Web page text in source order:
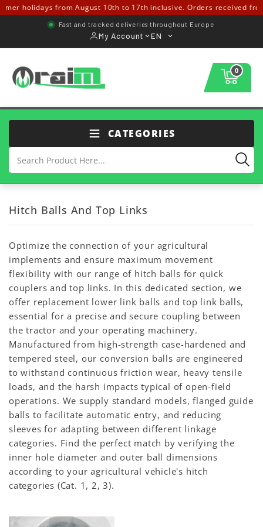
holidays from August 10th to 17th inclusive. Orders received
Fast and tracked deliveries throughout Europe
My Account EN
0
CATEGORIES
Hitch Balls And Top Links
Optimize the connection of your agricultural
implements and ensure maximum movement
flexibility with our range of hitch balls for quick
couplers and top links. In this dedicated section, we
offer replacement lower link balls and top link balls,
essential for a precise and secure coupling between
the tractor and your operating machinery.
Manufactured from high-strength case-hardened and
tempered steel, our conversion balls are engineered
to withstand continuous friction wear, heavy tensile
loads, and the harsh impacts typical of open-field
operations. We supply standard models, flanged guide
balls to facilitate automatic entry, and reducing
sleeves for adapting between different linkage
categories. Find the perfect match by verifying the
inner hole diameter and outer ball dimensions
according to your agricultural vehicle's hitch
categories (Cat. 1, 2, 3).